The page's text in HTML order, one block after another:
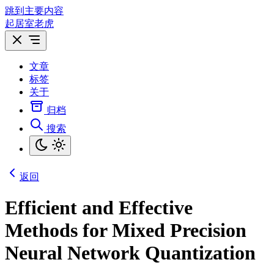
跳到主要内容
起居室老虎
文章
标签
关于
归档
搜索
返回
Efficient and Effective
Methods for Mixed Precision
Neural Network Quantization